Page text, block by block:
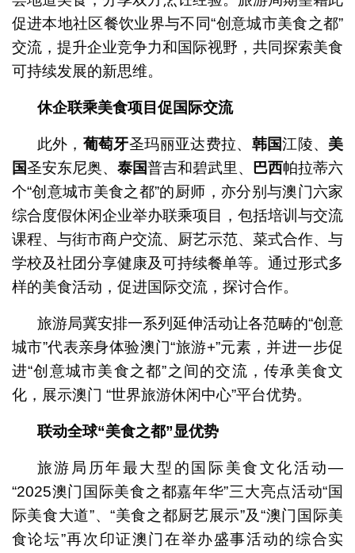
促进本地社区餐饮业界与不同“创意城市美食之都”
交流，提升企业竞争力和国际视野，共同探索美食
可持续发展的新思维。
休企联乘美食项目促国际交流
此外， 葡萄牙圣玛丽亚达费拉、 韩国江陵、 美
国圣安东尼奥、 泰国普吉和碧武里、 巴西帕拉蒂六
个“创意城市美食之都”的厨师，亦分别与澳门六家
综合度假休闲企业举办联乘项目，包括培训与交流
课程、与街市商户交流、厨艺示范、菜式合作、与
学校及社团分享健康及可持续餐单等。通过形式多
样的美食活动，促进国际交流，探讨合作。
旅游局冀安排一系列延伸活动让各范畴的“创意
城市”代表亲身体验澳门“旅游+”元素，并进一步促
进“创意城市美食之都”之间的交流，传承美食文
化，展示澳门 “世界旅游休闲中心”平台优势。
联动全球“美食之都”显优势
旅游局历年最大型的国际美食文化活动—
“2025澳门国际美食之都嘉年华”三大亮点活动“国
际美食大道”、“美食之都厨艺展示”及“澳门国际美
食论坛”再次印证澳门在举办盛事活动的综合实